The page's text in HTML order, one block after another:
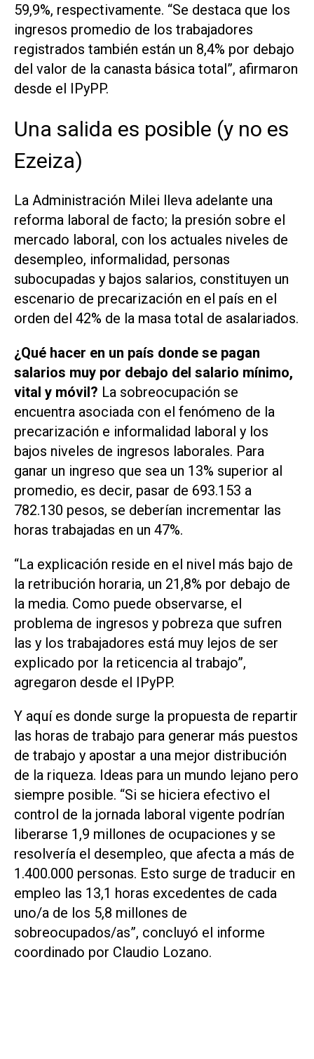
59,9%, respectivamente. “Se destaca que los
ingresos promedio de los trabajadores
registrados también están un 8,4% por debajo
del valor de la canasta básica total”, afirmaron
desde el IPyPP.
Una salida es posible (y no es
Ezeiza)
La Administración Milei lleva adelante una
reforma laboral de facto; la presión sobre el
mercado laboral, con los actuales niveles de
desempleo, informalidad, personas
subocupadas y bajos salarios, constituyen un
escenario de precarización en el país en el
orden del 42% de la masa total de asalariados.
¿Qué hacer en un país donde se pagan
salarios muy por debajo del salario mínimo,
vital y móvil? La sobreocupación se
encuentra asociada con el fenómeno de la
precarización e informalidad laboral y los
bajos niveles de ingresos laborales. Para
ganar un ingreso que sea un 13% superior al
promedio, es decir, pasar de 693.153 a
782.130 pesos, se deberían incrementar las
horas trabajadas en un 47%.
“La explicación reside en el nivel más bajo de
la retribución horaria, un 21,8% por debajo de
la media. Como puede observarse, el
problema de ingresos y pobreza que sufren
las y los trabajadores está muy lejos de ser
explicado por la reticencia al trabajo”,
agregaron desde el IPyPP.
Y aquí es donde surge la propuesta de repartir
las horas de trabajo para generar más puestos
de trabajo y apostar a una mejor distribución
de la riqueza. Ideas para un mundo lejano pero
siempre posible. “Si se hiciera efectivo el
control de la jornada laboral vigente podrían
liberarse 1,9 millones de ocupaciones y se
resolvería el desempleo, que afecta a más de
1.400.000 personas. Esto surge de traducir en
empleo las 13,1 horas excedentes de cada
uno/a de los 5,8 millones de
sobreocupados/as”, concluyó el informe
coordinado por Claudio Lozano.